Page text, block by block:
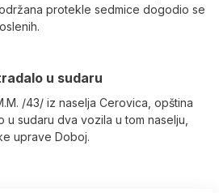
protekle sedmice dogodio se
u sudaru
/43/ iz naselja Cerovica, opština
u sudaru dva vozila u tom naselju,
uprave Doboj.